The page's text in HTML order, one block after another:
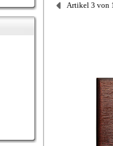
Artikel 3 von